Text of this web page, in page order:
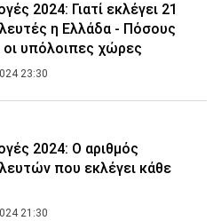
2024: Γιατί εκλέγει 21
η Ελλάδα - Πόσους
οι υπόλοιπες χώρες
23:30
2024: Ο αριθμός
που εκλέγει κάθε
21:30